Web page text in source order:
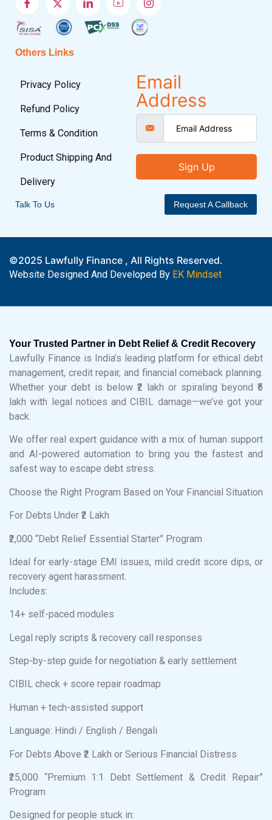
Others Links
Privacy Policy
Refund Policy
Terms & Condition
Product Shipping And
Delivery
Email
Address
Sign Up
Talk To Us Request A Callback
©2025 Lawfully Finance , All Rights Reserved.
Website Designed And Developed By EK Mindset
Your Trusted Partner in Debt Relief & Credit Recovery
Lawfully Finance is India’s leading platform for ethical debt
management, credit repair, and financial comeback planning.
Whether your debt is below ₹2 lakh or spiraling beyond ₹5
lakh with legal notices and CIBIL damage—we’ve got your
back.
We offer real expert guidance with a mix of human support
and AI-powered automation to bring you the fastest and
safest way to escape debt stress.
Choose the Right Program Based on Your Financial Situation
For Debts Under ₹2 Lakh
₹2,000 “Debt Relief Essential Starter” Program
Ideal for early-stage EMI issues, mild credit score dips, or
recovery agent harassment.
Includes:
14+ self-paced modules
Legal reply scripts & recovery call responses
Step-by-step guide for negotiation & early settlement
CIBIL check + score repair roadmap
Human + tech-assisted support
Language: Hindi / English / Bengali
For Debts Above ₹2 Lakh or Serious Financial Distress
₹25,000 “Premium 1:1 Debt Settlement & Credit Repair”
Program
Designed for people stuck in: